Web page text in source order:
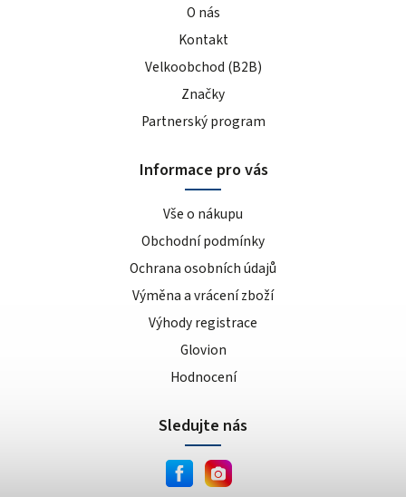
O nás
Kontakt
Velkoobchod (B2B)
Značky
Partnerský program
Informace pro vás
Vše o nákupu
Obchodní podmínky
Ochrana osobních údajů
Výměna a vrácení zboží
Výhody registrace
Glovion
Hodnocení
Sledujte nás